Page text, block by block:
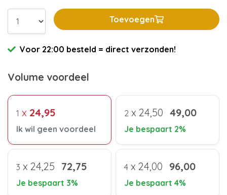
Toevoegen
Voor 22:00 besteld = direct verzonden!
Volume voordeel
1 x 24,95
Ik wil geen voordeel
2 x 24,50 49,00
Je bespaart 2%
3 x 24,25 72,75
Je bespaart 3%
4 x 24,00 96,00
Je bespaart 4%